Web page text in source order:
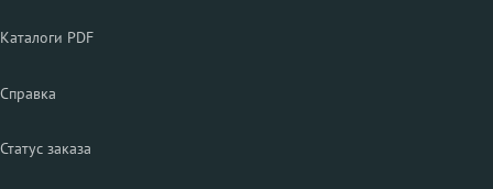
Каталоги PDF
Справка
Статус заказа